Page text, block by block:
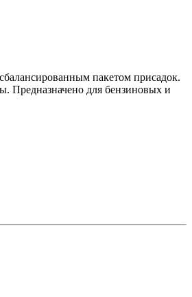
пакетом присадок.
Предназначено для бензиновых и